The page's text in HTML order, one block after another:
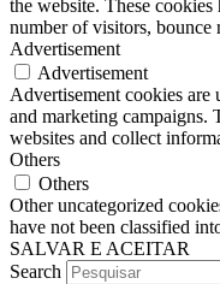
the website. These
number of visitors, bounce
Advertisement
Advertisement
Advertisement cookies are
and marketing campaigns.
websites and collect
Others
Others
Other uncategorized
have not been classified
SALVAR E ACEITAR
Search